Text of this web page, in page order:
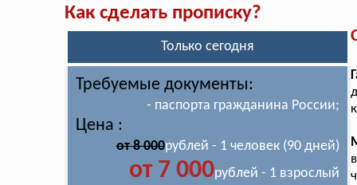
Как сделать прописку?
Только сегодня
Требуемые документы:
- паспорта гражданина России;
Цена :
от 8 000рублей - 1 человек (90 дней)
от 7 000рублей - 1 взрослый